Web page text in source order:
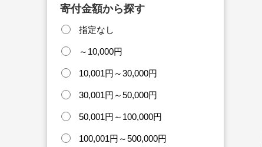
寄付金額から探す
指定なし
～10,000円
10,001円～30,000円
30,001円～50,000円
50,001円～100,000円
100,001円～500,000円